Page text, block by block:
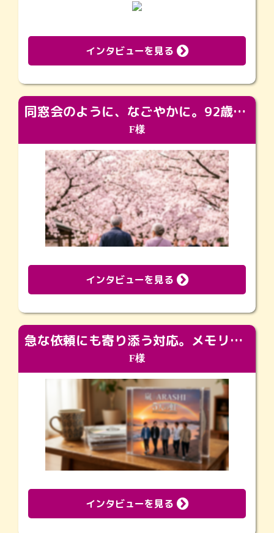
インタビューを見る
同窓会のように、なごやかに。92歳の旅立ちを彩った、再会と感謝の場
F様
インタビューを見る
急な依頼にも寄り添う対応。メモリアルコーナーで振り返る大切な日々
F様
インタビューを見る